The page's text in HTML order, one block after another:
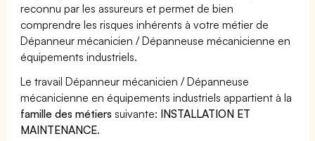
reconnu par les assureurs et permet de bien
comprendre les risques inhérents à votre métier de
Dépanneur mécanicien / Dépanneuse mécanicienne en
équipements industriels.
Le travail Dépanneur mécanicien / Dépanneuse
mécanicienne en équipements industriels appartient à la
famille des métiers suivante: INSTALLATION ET
MAINTENANCE.